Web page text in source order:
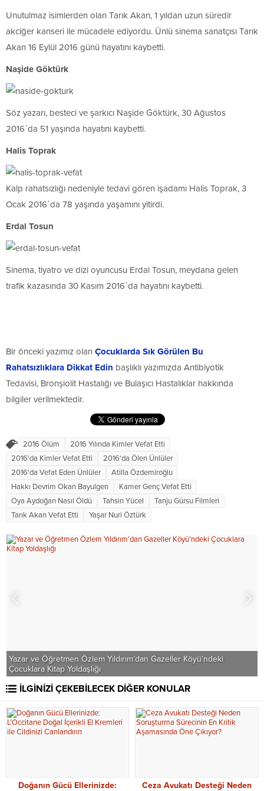
Unutulmaz isimlerden olan Tarık Akan, 1 yıldan uzun süredir
akciğer kanseri ile mücadele ediyordu. Ünlü sinema sanatçısı Tarık
Akan 16 Eylül 2016 günü hayatını kaybetti.
Naşide Göktürk
Söz yazarı, besteci ve şarkıcı Naşide Göktürk, 30 Ağustos
2016`da 51 yaşında hayatını kaybetti.
Halis Toprak
Kalp rahatsızlığı nedeniyle tedavi gören işadamı Halis Toprak, 3
Ocak 2016`da 78 yaşında yaşamını yitirdi.
Erdal Tosun
Sinema, tiyatro ve dizi oyuncusu Erdal Tosun, meydana gelen
trafik kazasında 30 Kasım 2016`da hayatını kaybetti.
Bir önceki yazımız olan Çocuklarda Sık Görülen Bu
Rahatsızlıklara Dikkat Edin başlıklı yazımızda Antibiyotik
Tedavisi, Bronşiolit Hastalığı ve Bulaşıcı Hastalıklar hakkında
bilgiler verilmektedir.
2016 Ölüm
2016 Yılında Kimler Vefat Etti
2016'da Kimler Vefat Etti
2016'da Ölen Ünlüler
2016'da Vefat Eden Ünlüler
Atilla Özdemiroğlu
Hakkı Devrim Okan Bayulgen
Kamer Genç Vefat Etti
Oya Aydoğan Nasıl Öldü
Tahsin Yücel
Tanju Gürsu Filmleri
Tarık Akan Vefat Etti
Yaşar Nuri Öztürk
Yazar ve Öğretmen Özlem Yıldırım’dan Gazeller Köyü’ndeki
Çocuklara Kitap Yoldaşlığı
İLGİNİZİ ÇEKEBİLECEK DİĞER KONULAR
Doğanın Gücü Ellerinizde:
Ceza Avukatı Desteği Neden